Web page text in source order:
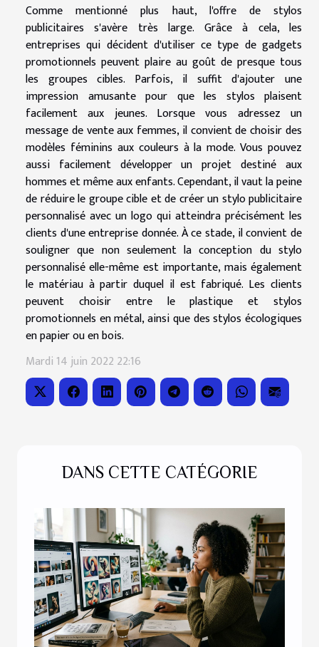
DANS CETTE CATÉGORIE
Comme mentionné plus haut, l'offre de stylos
publicitaires s'avère très large. Grâce à cela, les
entreprises qui décident d'utiliser ce type de gadgets
promotionnels peuvent plaire au goût de presque tous
les groupes cibles. Parfois, il suffit d'ajouter une
impression amusante pour que les stylos plaisent
facilement aux jeunes. Lorsque vous adressez un
message de vente aux femmes, il convient de choisir des
modèles féminins aux couleurs à la mode. Vous pouvez
aussi facilement développer un projet destiné aux
hommes et même aux enfants. Cependant, il vaut la peine
de réduire le groupe cible et de créer un stylo publicitaire
personnalisé avec un logo qui atteindra précisément les
clients d'une entreprise donnée. À ce stade, il convient de
souligner que non seulement la conception du stylo
personnalisé elle-même est importante, mais également
le matériau à partir duquel il est fabriqué. Les clients
peuvent choisir entre le plastique et stylos
promotionnels en métal, ainsi que des stylos écologiques
en papier ou en bois.
Mardi 14 juin 2022 22:16